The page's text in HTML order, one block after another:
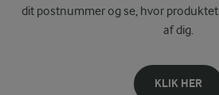
dit postnummer og se, hvor
af dig.
KLIK HER